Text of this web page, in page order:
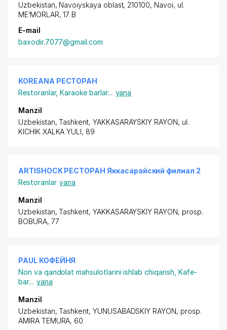
Uzbekistan, Navoiyskaya oblast, 210100, Navoi, ul.
ME‘MORLAR, 17 B
E-mail
baxodir.7077@gmail.com
KOREANA РЕСТОРАН
Restoranlar,Karaoke barlar... yana
Manzil
Uzbekistan, Tashkent, YAKKASARAYSKIY RAYON, ul.
KICHIK XALKA YULI, 89
ARTISHOCK РЕСТОРАН Яккасарайский филиал 2
Restoranlar yana
Manzil
Uzbekistan, Tashkent, YAKKASARAYSKIY RAYON, prosp.
BOBURA, 77
PAUL КОФЕЙНЯ
Non va qandolat mahsulotlarini ishlab chiqarish Kafe-
bar... yana
Manzil
Uzbekistan, Tashkent, YUNUSABADSKIY RAYON, prosp.
AMIRA TEMURA, 60